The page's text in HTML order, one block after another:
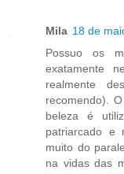
Mila 18 de
Possuo os
exatamente
realmente
recomendo).
beleza é
patriarcado e
muito do
na vidas das